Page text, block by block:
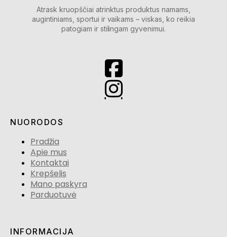
Atrask kruopščiai atrinktus produktus namams,
augintiniams, sportui ir vaikams – viskas, ko reikia
patogiam ir stilingam gyvenimui.
NUORODOS
Pradžia
Apie mus
Kontaktai
Krepšelis
Mano paskyra
Parduotuvė
INFORMACIJA